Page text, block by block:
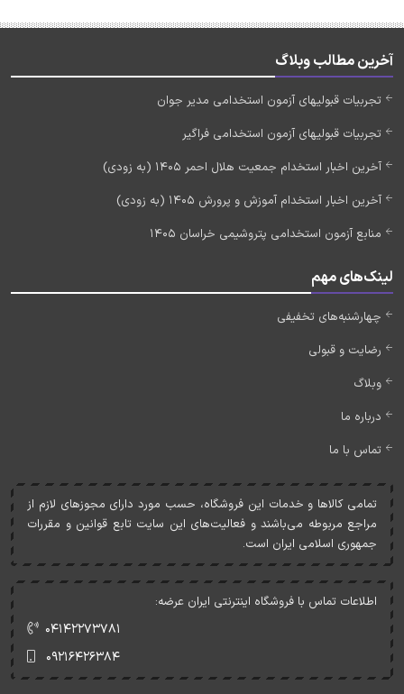
آخرین مطالب وبلاگ
تجربیات قبولیهای آزمون استخدامی مدیر جوان
تجربیات قبولیهای آزمون استخدامی فراگیر
آخرین اخبار استخدام جمعیت هلال احمر 1405 (به زودی)
آخرین اخبار استخدام آموزش و پرورش 1405 (به زودی)
منابع آزمون استخدامی پتروشیمی خراسان 1405
لینک‌های مهم
چهارشنبه‌های تخفیفی
رضایت و قبولی
وبلاگ
درباره ما
تماس با ما
تمامی کالاها و خدمات اين فروشگاه، حسب مورد دارای مجوزهای لازم از
مراجع مربوطه می‌باشند و فعاليت‌های اين سايت تابع قوانين و مقررات
جمهوری اسلامی ايران است.
اطلاعات تماس با فروشگاه اینترنتی ایران عرضه:
۰۴۱۴۲۲۷۳۷۸۱
۰۹۲۱۶۴۲۶۳۸۴